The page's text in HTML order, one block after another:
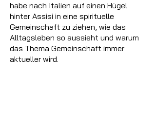
habe nach Italien auf einen Hügel
hinter Assisi in eine spirituelle
Gemeinschaft zu ziehen, wie das
Alltagsleben so aussieht und warum
das Thema Gemeinschaft immer
aktueller wird.